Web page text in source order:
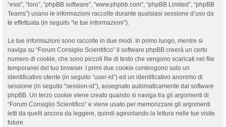
“essi”, “loro”, “phpBB software”, “www.phpbb.com”, “phpBB Limited”, “phpBB
Teams”) usano le informazioni raccolte durante qualsiasi sessione d’uso da
te effettuata (in seguito “le tue informazioni”).
Le tue informazioni sono raccolte in due modi. In primo luogo, mentre si
naviga su “Forum Consiglio Scientifico” il software phpBB creerà un certo
numero di cookie, che sono piccoli file di testo che vengono scaricati nei file
temporanei del tuo browser. I primi due cookie contengono solo un
identificativo utente (in seguito “user-id”) ed un identificativo anonimo di
sessione (in seguito “session-id”), assegnato automaticamente dal software
phpBB. Un terzo cookie viene creato quando si naviga tra gli argomenti di
“Forum Consiglio Scientifico” e viene usato per memorizzare gli argomenti
letti da quelli ancora da leggere, quindi agevolando la lettura nelle tue visite
future.